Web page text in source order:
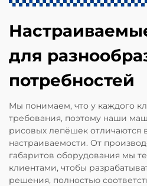
для
потребностей
Мы понимаем, что у каждого
требования, поэтому наши
рисовых лепёшек отличаются
настраиваемости. От
габаритов оборудования мы
клиентами, чтобы
решения, полностью